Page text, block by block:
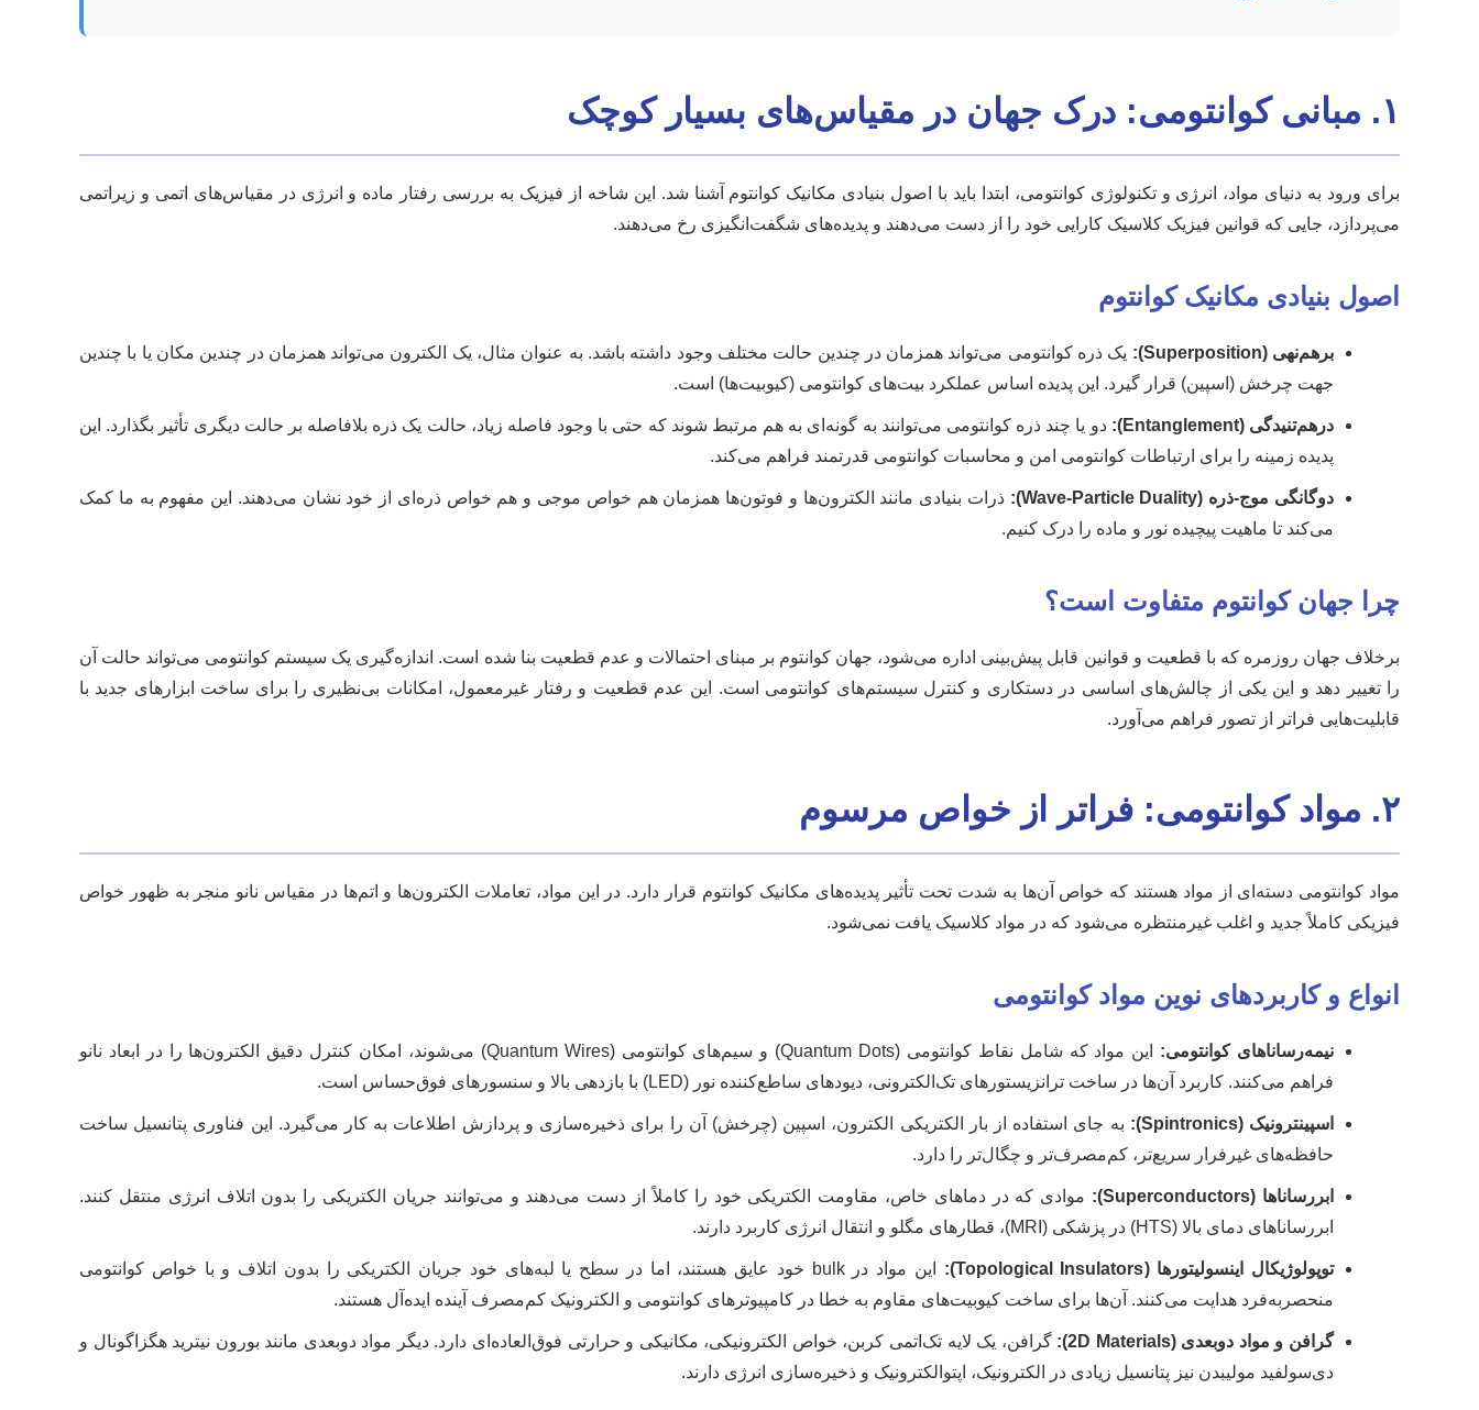
۱. مبانی کوانتومی: درک جهان در مقیاس‌های بسیار کوچک
برای ورود به دنیای مواد، انرژی و تکنولوژی کوانتومی، ابتدا باید با اصول بنیادی مکانیک کوانتوم آشنا شد. این شاخه از فیزیک به بررسی رفتار ماده و انرژی در مقیاس‌های اتمی و زیراتمی
می‌پردازد، جایی که قوانین فیزیک کلاسیک کارایی خود را از دست می‌دهند و پدیده‌های شگفت‌انگیزی رخ می‌دهند.
اصول بنیادی مکانیک کوانتوم
برهم‌نهی (Superposition):
یک ذره کوانتومی می‌تواند همزمان در چندین حالت مختلف وجود داشته باشد. به عنوان مثال، یک الکترون می‌تواند همزمان در چندین مکان یا با چندین
جهت چرخش (اسپین) قرار گیرد. این پدیده اساس عملکرد بیت‌های کوانتومی (کیوبیت‌ها) است.
درهم‌تنیدگی (Entanglement):
دو یا چند ذره کوانتومی می‌توانند به گونه‌ای به هم مرتبط شوند که حتی با وجود فاصله زیاد، حالت یک ذره بلافاصله بر حالت دیگری تأثیر بگذارد. این
پدیده زمینه را برای ارتباطات کوانتومی امن و محاسبات کوانتومی قدرتمند فراهم می‌کند.
دوگانگی موج-ذره (Wave-Particle Duality):
ذرات بنیادی مانند الکترون‌ها و فوتون‌ها همزمان هم خواص موجی و هم خواص ذره‌ای از خود نشان می‌دهند. این مفهوم به ما کمک
می‌کند تا ماهیت پیچیده نور و ماده را درک کنیم.
چرا جهان کوانتوم متفاوت است؟
برخلاف جهان روزمره که با قطعیت و قوانین قابل پیش‌بینی اداره می‌شود، جهان کوانتوم بر مبنای احتمالات و عدم قطعیت بنا شده است. اندازه‌گیری یک سیستم کوانتومی می‌تواند حالت آن
را تغییر دهد و این یکی از چالش‌های اساسی در دستکاری و کنترل سیستم‌های کوانتومی است. این عدم قطعیت و رفتار غیرمعمول، امکانات بی‌نظیری را برای ساخت ابزارهای جدید با
قابلیت‌هایی فراتر از تصور فراهم می‌آورد.
۲. مواد کوانتومی: فراتر از خواص مرسوم
مواد کوانتومی دسته‌ای از مواد هستند که خواص آن‌ها به شدت تحت تأثیر پدیده‌های مکانیک کوانتوم قرار دارد. در این مواد، تعاملات الکترون‌ها و اتم‌ها در مقیاس نانو منجر به ظهور خواص
فیزیکی کاملاً جدید و اغلب غیرمنتظره می‌شود که در مواد کلاسیک یافت نمی‌شود.
انواع و کاربردهای نوین مواد کوانتومی
نیمه‌رساناهای کوانتومی:
این مواد که شامل نقاط کوانتومی (Quantum Dots) و سیم‌های کوانتومی (Quantum Wires) می‌شوند، امکان کنترل دقیق الکترون‌ها را در ابعاد نانو
فراهم می‌کنند. کاربرد آن‌ها در ساخت ترانزیستورهای تک‌الکترونی، دیودهای ساطع‌کننده نور (LED) با بازدهی بالا و سنسورهای فوق‌حساس است.
اسپینترونیک (Spintronics):
به جای استفاده از بار الکتریکی الکترون، اسپین (چرخش) آن را برای ذخیره‌سازی و پردازش اطلاعات به کار می‌گیرد. این فناوری پتانسیل ساخت
حافظه‌های غیرفرار سریع‌تر، کم‌مصرف‌تر و چگال‌تر را دارد.
ابررساناها (Superconductors):
موادی که در دماهای خاص، مقاومت الکتریکی خود را کاملاً از دست می‌دهند و می‌توانند جریان الکتریکی را بدون اتلاف انرژی منتقل کنند.
ابررساناهای دمای بالا (HTS) در پزشکی (MRI)، قطارهای مگلو و انتقال انرژی کاربرد دارند.
توپولوژیکال اینسولیتورها (Topological Insulators):
این مواد در bulk خود عایق هستند، اما در سطح یا لبه‌های خود جریان الکتریکی را بدون اتلاف و با خواص کوانتومی
منحصربه‌فرد هدایت می‌کنند. آن‌ها برای ساخت کیوبیت‌های مقاوم به خطا در کامپیوترهای کوانتومی و الکترونیک کم‌مصرف آینده ایده‌آل هستند.
گرافن و مواد دوبعدی (2D Materials):
گرافن، یک لایه تک‌اتمی کربن، خواص الکترونیکی، مکانیکی و حرارتی فوق‌العاده‌ای دارد. دیگر مواد دوبعدی مانند بورون نیترید هگزاگونال و
دی‌سولفید مولیبدن نیز پتانسیل زیادی در الکترونیک، اپتوالکترونیک و ذخیره‌سازی انرژی دارند.